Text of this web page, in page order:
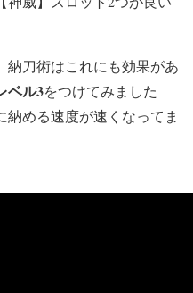
納刀術はこれにも効果があ
ベル3をつけてみました
める速度が速くなってま